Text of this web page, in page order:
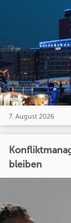
7. August 2026
bleiben